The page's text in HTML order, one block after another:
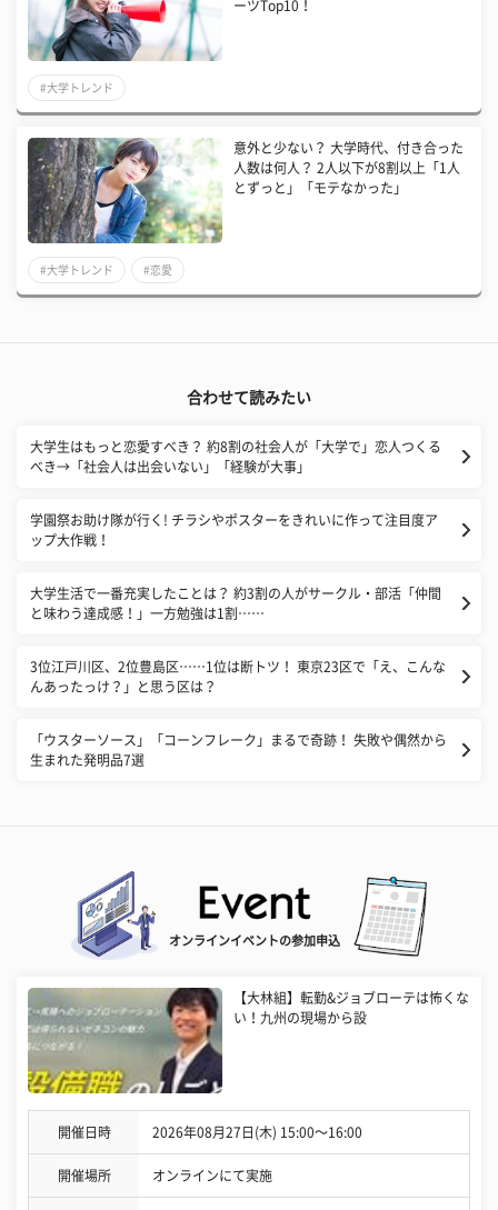
ーツTop10！
#大学トレンド
意外と少ない？ 大学時代、付き合った
人数は何人？ 2人以下が8割以上「1人
とずっと」「モテなかった」
#大学トレンド #恋愛
合わせて読みたい
大学生はもっと恋愛すべき？ 約8割の社会人が「大学で」恋人つくる
べき→「社会人は出会いない」「経験が大事」
学園祭お助け隊が行く! チラシやポスターをきれいに作って注目度ア
ップ大作戦！
大学生活で一番充実したことは？ 約3割の人がサークル・部活「仲間
と味わう達成感！」一方勉強は1割……
3位江戸川区、2位豊島区……1位は断トツ！ 東京23区で「え、こんな
んあったっけ？」と思う区は？
「ウスターソース」「コーンフレーク」まるで奇跡！ 失敗や偶然から
生まれた発明品7選
オンラインイベントの参加申込
【大林組】転勤&ジョブローテは怖くな
い！九州の現場から設
開催日時 2026年08月27日(木) 15:00〜16:00
開催場所 オンラインにて実施